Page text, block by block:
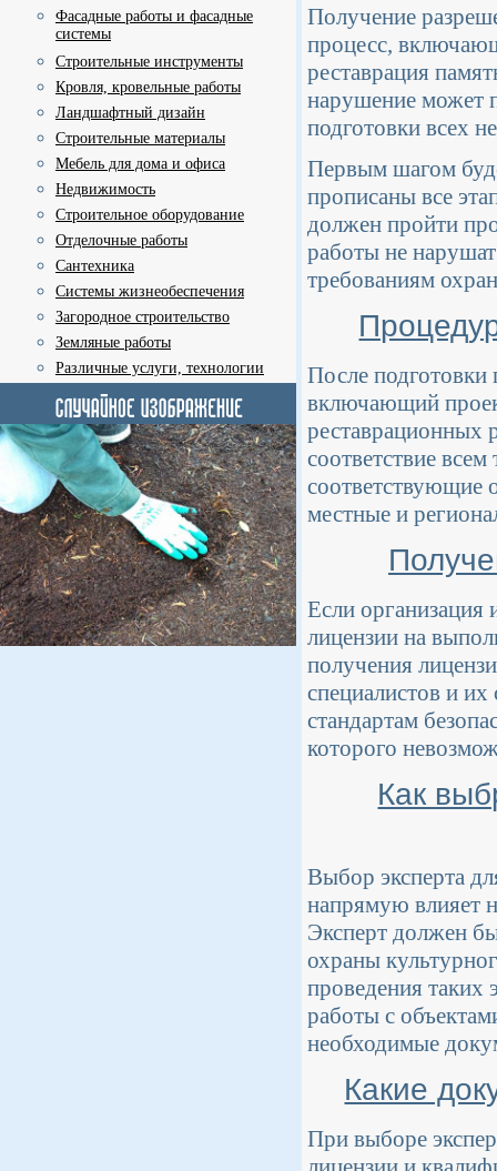
Фасадные работы и фасадные
системы
Строительные инструменты
Кровля, кровельные работы
Ландшафтный дизайн
Строительные материалы
Мебель для дома и офиса
Недвижимость
Строительное оборудование
Отделочные работы
Сантехника
Системы жизнеобеспечения
Загородное строительство
Земляные работы
Различные услуги, технологии
Получение
процесс,
реставрация
нарушение может
подготовки всех
Первым шагом
прописаны все
должен пройти
работы не
требованиям
После подготовки
включающий
реставрационных
соответствие
соответствующие
местные и
Если организация
лицензии на
получения
специалистов и
стандартам
которого
Как
Выбор эксперта
напрямую влияет
Эксперт должен
охраны
проведения таких
работы с
необходимые
Какие
При выборе